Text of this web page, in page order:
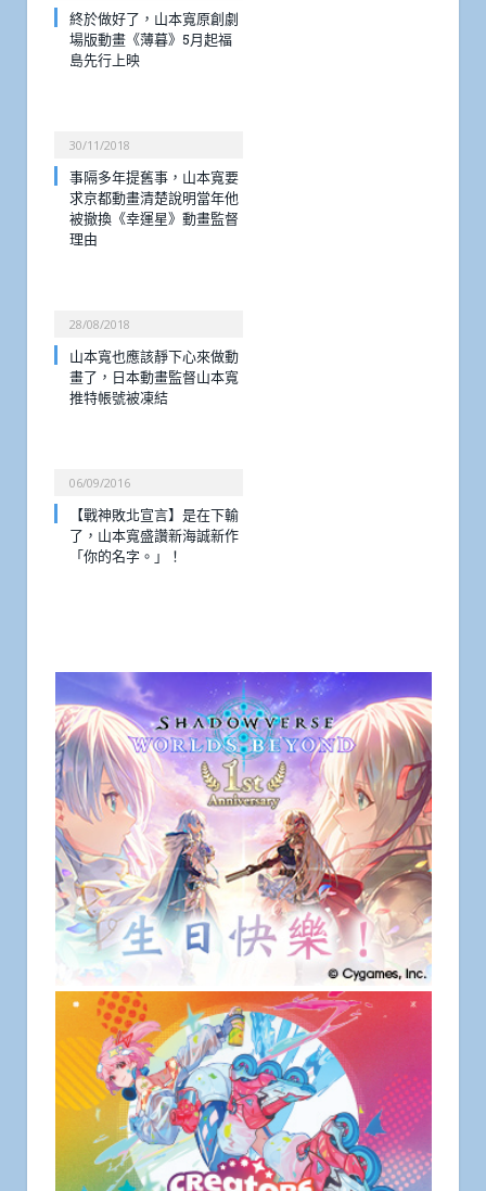
終於做好了，山本寬原創劇
場版動畫《薄暮》5月起福
島先行上映
30/11/2018
事隔多年提舊事，山本寬要
求京都動畫清楚說明當年他
被撤換《幸運星》動畫監督
理由
28/08/2018
山本寬也應該靜下心來做動
畫了，日本動畫監督山本寬
推特帳號被凍結
06/09/2016
【戰神敗北宣言】是在下輸
了，山本寬盛讚新海誠新作
「你的名字。」！